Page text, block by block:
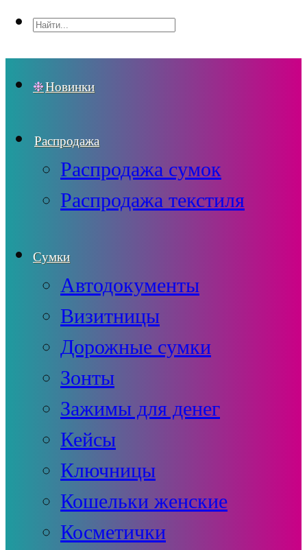
Новинки
Распродажа
Распродажа сумок
Распродажа текстиля
Сумки
Автодокументы
Визитницы
Дорожные сумки
Зонты
Зажимы для денег
Кейсы
Ключницы
Кошельки женские
Косметички